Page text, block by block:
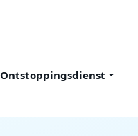
Ontstoppingsdienst